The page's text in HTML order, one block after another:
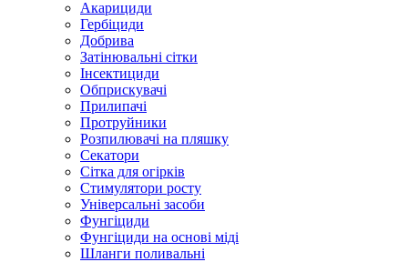
Акарициди
Гербіциди
Добрива
Затінювальні сітки
Інсектициди
Обприскувачі
Прилипачі
Протруйники
Розпилювачі на пляшку
Секатори
Сітка для огірків
Стимулятори росту
Універсальні засоби
Фунгіциди
Фунгіциди на основі міді
Шланги поливальні